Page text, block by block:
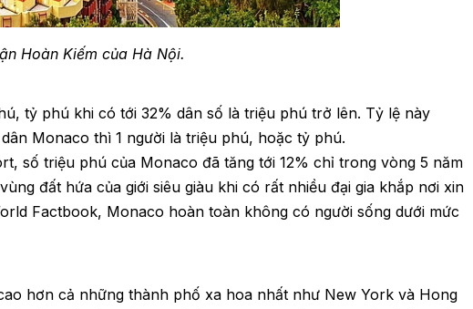
Hoàn Kiếm của Hà Nội.
tỷ phú khi có tới 32% dân số là triệu phú trở lên. Tỷ lệ này
Monaco thì 1 người là triệu phú, hoặc tỷ phú.
số triệu phú của Monaco đã tăng tới 12% chỉ trong vòng 5 năm
đất hứa của giới siêu giàu khi có rất nhiều đại gia khắp nơi xin
Factbook, Monaco hoàn toàn không có người sống dưới mức
hơn cả những thành phố xa hoa nhất như New York và Hong